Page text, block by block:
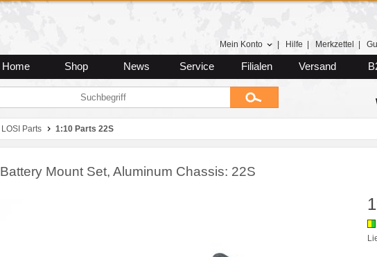
Mein Konto Hilfe Merkzettel
Home Shop News Service Filialen Versand
LOSI Parts 1:10 Parts 22S
Battery Mount Set, Aluminum Chassis: 22S